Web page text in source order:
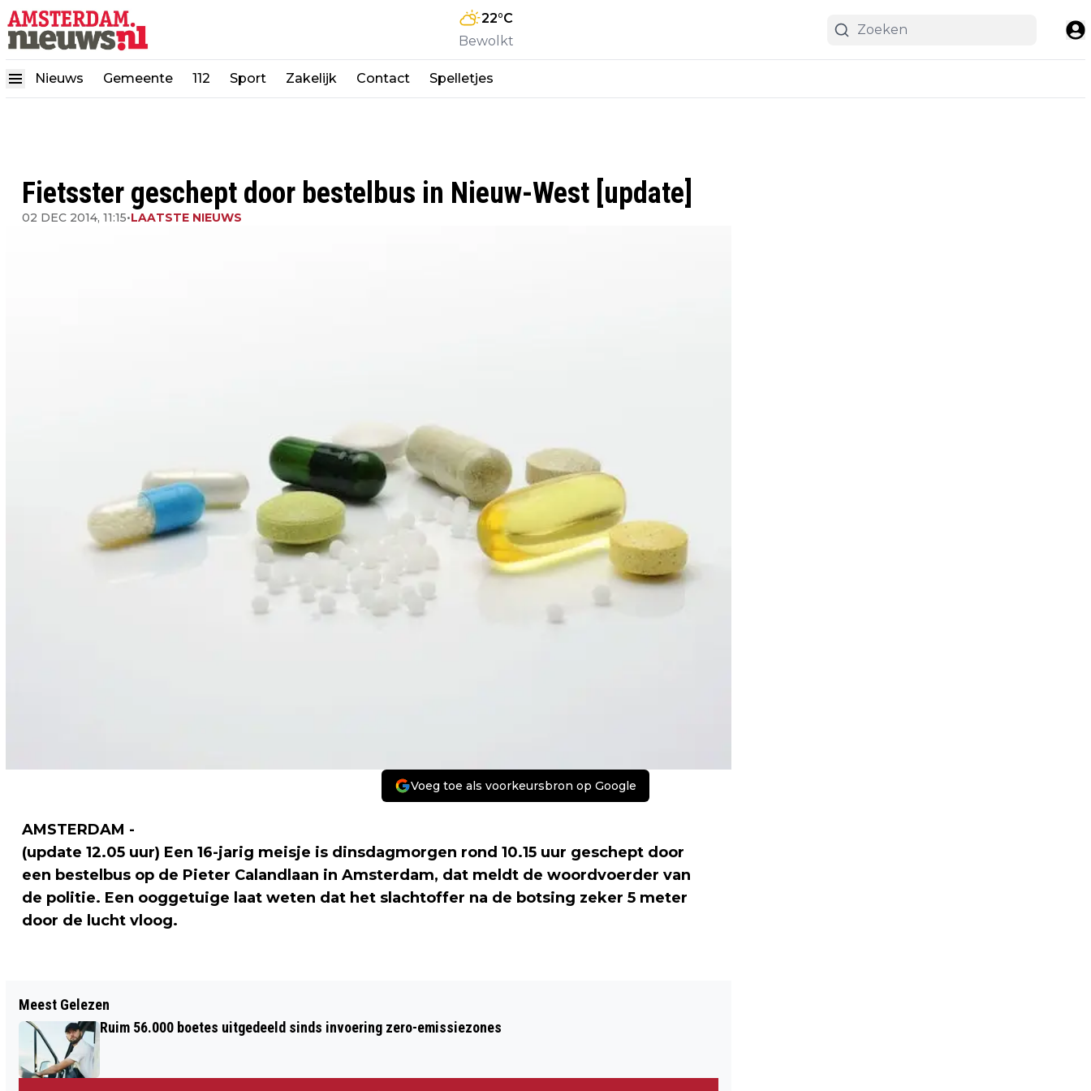
22°C
Bewolkt
Nieuws Gemeente 112 Sport Zakelijk Contact Spelletjes
Fietsster geschept door bestelbus in Nieuw-West [update]
02 DEC 2014, 11:15•LAATSTE NIEUWS
Voeg toe als voorkeursbron op Google
AMSTERDAM -
(update 12.05 uur) Een 16-jarig meisje is dinsdagmorgen rond 10.15 uur geschept door
een bestelbus op de Pieter Calandlaan in Amsterdam, dat meldt de woordvoerder van
de politie. Een ooggetuige laat weten dat het slachtoffer na de botsing zeker 5 meter
door de lucht vloog.
CROWDFUNDING VOOR JUBILEUMBOEK
ZID THEATER
THEATER DE MEERVAART
Meest Gelezen
Ruim 56.000 boetes uitgedeeld sinds invoering zero-emissiezones